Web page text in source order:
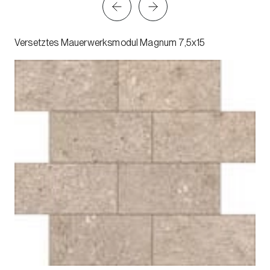
Versetztes Mauerwerksmodul Magnum 7,5x15